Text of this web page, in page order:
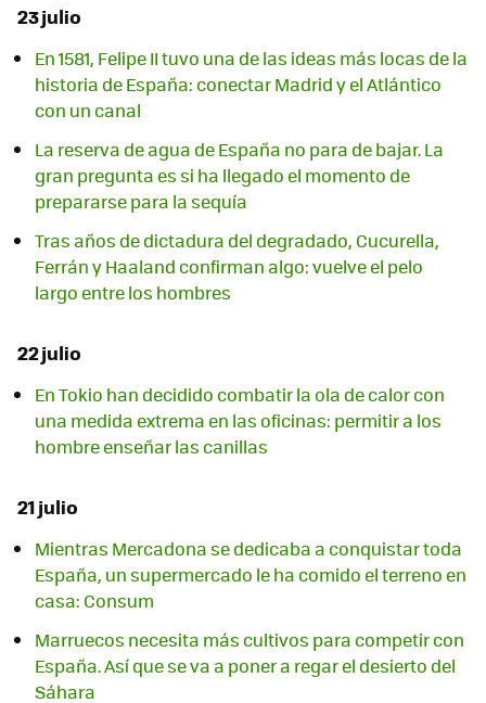
23 julio
En 1581, Felipe II tuvo una de las ideas más locas de la
historia de España: conectar Madrid y el Atlántico
con un canal
La reserva de agua de España no para de bajar. La
gran pregunta es si ha llegado el momento de
prepararse para la sequía
Tras años de dictadura del degradado, Cucurella,
Ferrán y Haaland confirman algo: vuelve el pelo
largo entre los hombres
22 julio
En Tokio han decidido combatir la ola de calor con
una medida extrema en las oficinas: permitir a los
hombre enseñar las canillas
21 julio
Mientras Mercadona se dedicaba a conquistar toda
España, un supermercado le ha comido el terreno en
casa: Consum
Marruecos necesita más cultivos para competir con
España. Así que se va a poner a regar el desierto del
Sáhara